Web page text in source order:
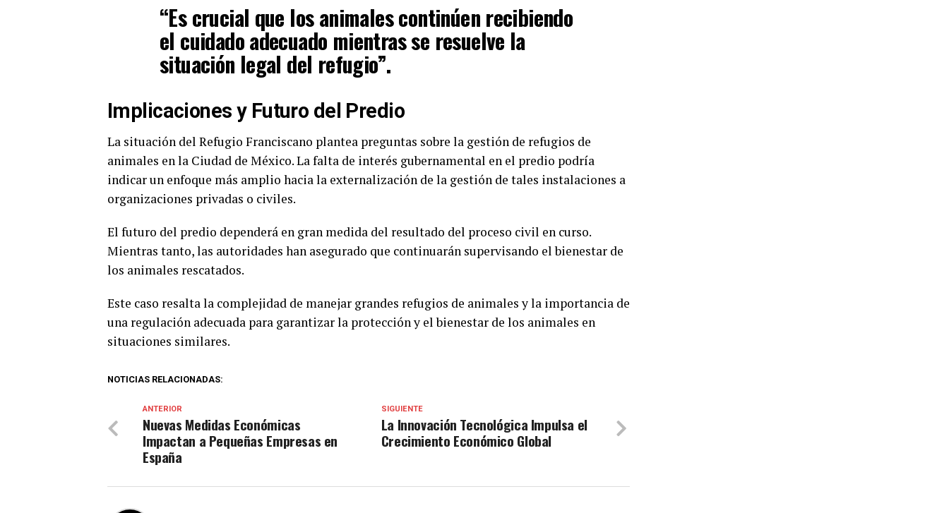
“Es crucial que los animales continúen recibiendo
el cuidado adecuado mientras se resuelve la
situación legal del refugio”.
Implicaciones y Futuro del Predio
La situación del Refugio Franciscano plantea preguntas sobre la gestión de refugios de
animales en la Ciudad de México. La falta de interés gubernamental en el predio podría
indicar un enfoque más amplio hacia la externalización de la gestión de tales instalaciones a
organizaciones privadas o civiles.
El futuro del predio dependerá en gran medida del resultado del proceso civil en curso.
Mientras tanto, las autoridades han asegurado que continuarán supervisando el bienestar de
los animales rescatados.
Este caso resalta la complejidad de manejar grandes refugios de animales y la importancia de
una regulación adecuada para garantizar la protección y el bienestar de los animales en
situaciones similares.
NOTICIAS RELACIONADAS:
SIGUIENTE
La Innovación Tecnológica Impulsa el
Crecimiento Económico Global
ANTERIOR
Nuevas Medidas Económicas
Impactan a Pequeñas Empresas en
España